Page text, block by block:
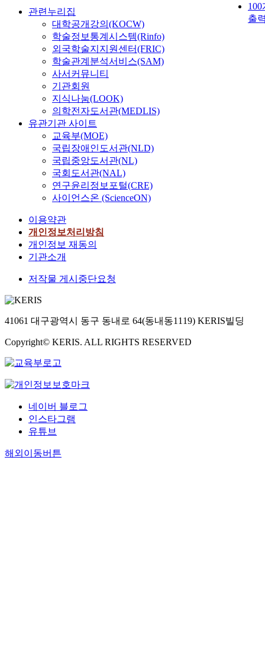
phase-locked
출
관련누리집
대학공개강의(KOCW)
학술정보통계시스템(Rinfo)
외국학술지지원센터(FRIC)
학술관계분석서비스(SAM)
사서커뮤니티
기관회원
지식나눔(LOOK)
의학전자도서관(MEDLIS)
유관기관 사이트
교육부(MOE)
국립장애인도서관(NLD)
국립중앙도서관(NL)
국회도서관(NAL)
연구윤리정보포털(CRE)
사이언스온 (ScienceON)
이용약관
개인정보처리방침
개인정보 재동의
기관소개
저작물 게시중단요청
41061 대구광역시 동구 동내로 64(동내동1119) KERIS빌딩
Copyright© KERIS. ALL RIGHTS RESERVED
네이버 블로그
인스타그램
유튜브
해외이동버튼